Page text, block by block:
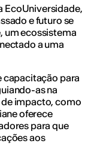
EcoUniversidade,
e futuro se
um ecossistema
a uma
capacitação para
as na
impacto, como
oferece
para que
aos